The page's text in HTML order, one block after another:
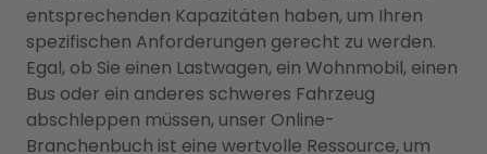
entsprechenden Kapazitäten haben, um Ihren
spezifischen Anforderungen gerecht zu werden.
Egal, ob Sie einen Lastwagen, ein Wohnmobil, einen
Bus oder ein anderes schweres Fahrzeug
abschleppen müssen, unser Online-
Branchenbuch ist eine wertvolle Ressource, um